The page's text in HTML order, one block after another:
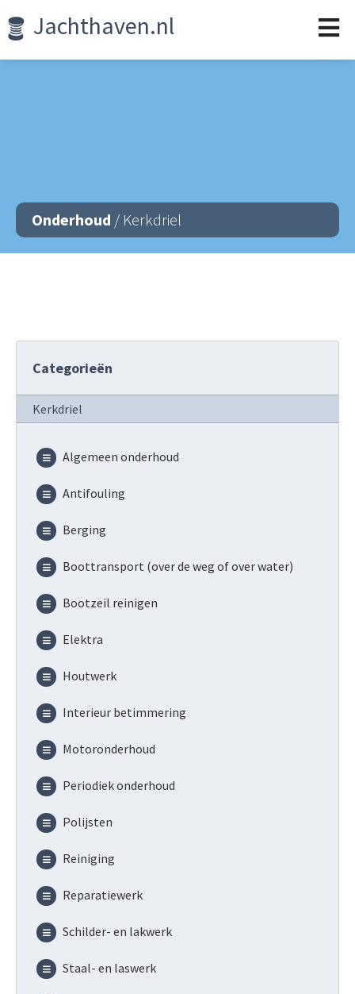
Jachthaven.nl
Onderhoud / Kerkdriel
Categorieën
Kerkdriel
Algemeen onderhoud
Antifouling
Berging
Boottransport (over de weg of over water)
Bootzeil reinigen
Elektra
Houtwerk
Interieur betimmering
Motoronderhoud
Periodiek onderhoud
Polijsten
Reiniging
Reparatiewerk
Schilder- en lakwerk
Staal- en laswerk